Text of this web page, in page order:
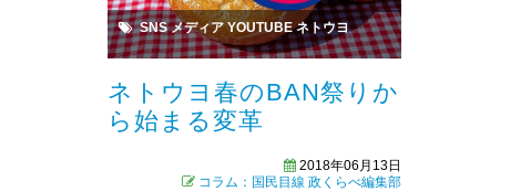
SNS メディア YOUTUBE ネトウヨ
ネトウヨ春のBAN祭りか
ら始まる変革
2018年06月13日
コラム：国民目線 政くらべ編集部